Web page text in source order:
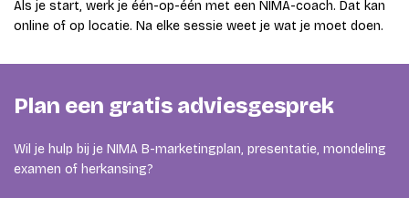
Als je start, werk je één-op-één met een NIMA-coach. Dat kan
online of op locatie. Na elke sessie weet je wat je moet doen.
Plan een gratis adviesgesprek
Wil je hulp bij je NIMA B-marketingplan, presentatie, mondeling
examen of herkansing?